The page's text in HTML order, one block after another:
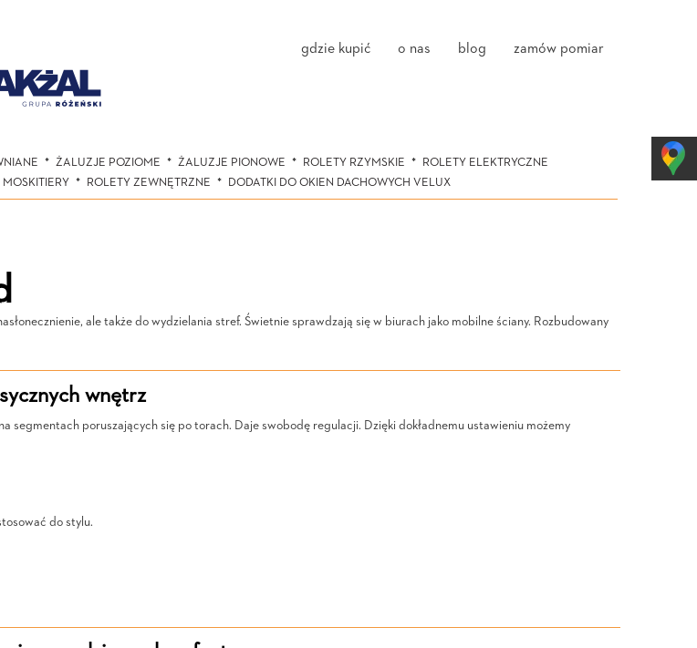
gdzie kupić o nas blog zamów pomiar
ŻALUZJE POZIOME ŻALUZJE PIONOWE ROLETY RZYMSKIE
ROLETY ELEKTRYCZNE
MOSKITIERY ROLETY ZEWNĘTRZNE DODATKI DO OKIEN DACHOWYCH VELUX
ale także do wydzielania stref. Świetnie sprawdzają się w biurach jako mobilne ściany. Rozbudowany
wnętrz
segmentach poruszających się po torach. Daje swobodę regulacji. Dzięki dokładnemu ustawieniu możemy
do stylu.